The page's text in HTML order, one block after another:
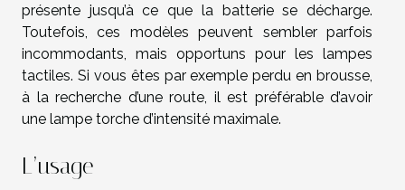
présente jusqu’à ce que la batterie se décharge.
Toutefois, ces modèles peuvent sembler parfois
incommodants, mais opportuns pour les lampes
tactiles. Si vous êtes par exemple perdu en brousse,
à la recherche d’une route, il est préférable d’avoir
une lampe torche d’intensité maximale.
L’usage